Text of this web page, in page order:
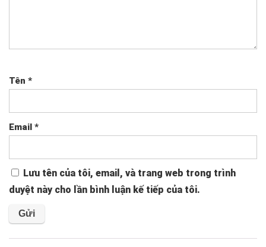
Tên *
Email *
Lưu tên của tôi, email, và trang web trong trình
duyệt này cho lần bình luận kế tiếp của tôi.